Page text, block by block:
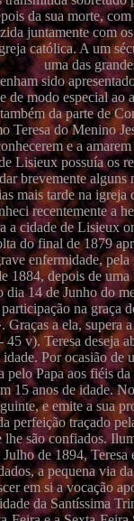
da sua morte,
juntamente com
católica. A um
uma das
sido
de modo especial ao
da parte de
Teresa do Menino
e a
Lisieux possuía os
brevemente
mais tarde na
recentemente a
a cidade de Lisieux
do final de 1879
enfermidade,
1884, depois de
dia 14 de Junho do
na
a ela, supera
v). Teresa deseja
Por ocasião de
pelo Papa aos fiéis
15 anos de idade.
e emite a sua
perfeição traçado
são confiados.
de 1894,
a pequena via
em si a vocação
da Santíssima